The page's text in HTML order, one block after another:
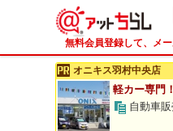
無料会員登録して、メ
オニキス羽村中央店
軽カー専門
自動車販